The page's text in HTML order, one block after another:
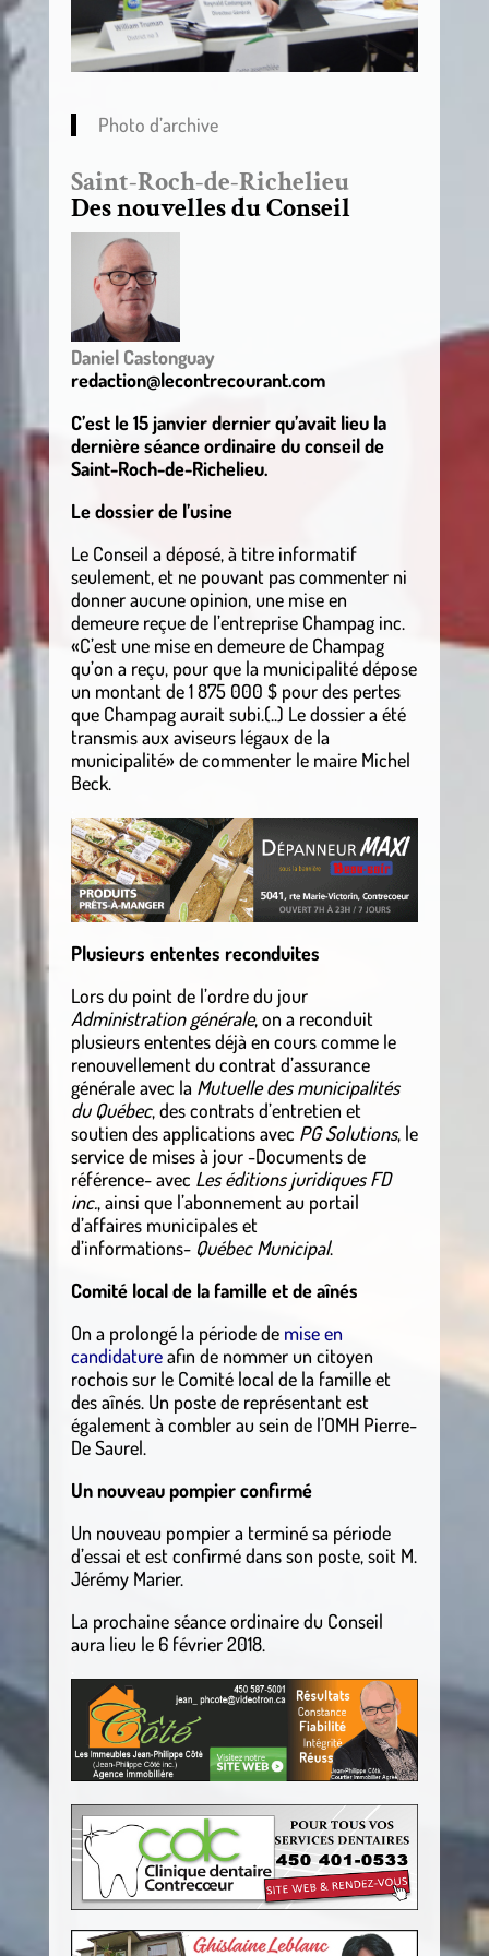
Photo d’archive
Saint-Roch-de-Richelieu
Des nouvelles du Conseil
Daniel Castonguay
redaction@lecontrecourant.com
C’est le 15 janvier dernier qu’avait lieu la
dernière séance ordinaire du conseil de
Saint-Roch-de-Richelieu.
Le dossier de l’usine
Le Conseil a déposé, à titre informatif
seulement, et ne pouvant pas commenter ni
donner aucune opinion, une mise en
demeure reçue de l’entreprise Champag inc.
«C’est une mise en demeure de Champag
qu’on a reçu, pour que la municipalité dépose
un montant de 1 875 000 $ pour des pertes
que Champag aurait subi.(..) Le dossier a été
transmis aux aviseurs légaux de la
municipalité» de commenter le maire Michel
Beck.
Plusieurs ententes reconduites
Lors du point de l’ordre du jour
Administration générale, on a reconduit
plusieurs ententes déjà en cours comme le
renouvellement du contrat d’assurance
générale avec la Mutuelle des municipalités
du Québec, des contrats d’entretien et
soutien des applications avec PG Solutions, le
service de mises à jour -Documents de
référence- avec Les éditions juridiques FD
inc., ainsi que l’abonnement au portail
d’affaires municipales et
d’informations- Québec Municipal.
Comité local de la famille et de aînés
On a prolongé la période de mise en
candidatureafin de nommer un citoyen
rochois sur le Comité local de la famille et
des aînés. Un poste de représentant est
également à combler au sein de l’OMH Pierre-
De Saurel.
Un nouveau pompier confirmé
Un nouveau pompier a terminé sa période
d’essai et est confirmé dans son poste, soit M.
Jérémy Marier.
La prochaine séance ordinaire du Conseil
aura lieu le 6 février 2018.